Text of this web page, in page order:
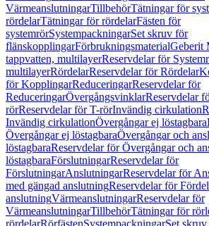
VärmeanslutningarTillbehörTätningar för
rördelarTätningar för rördelarFästen för
systemrörSystempackningarSet skruv för
flänskopplingarFörbrukningsmaterialGeberit
tappvatten, multilayerReservdelar för
multilayerRördelarReservdelar för Rördelar
för KopplingarReduceringarReservdelar för
ReduceringarÖvergångsvinklarReservdelar
rörReservdelar för T-rörInvändig cirkulation
Invändig cirkulationÖvergångar ej löstagbara
Övergångar ej löstagbaraÖvergångar och
löstagbaraReservdelar för Övergångar och
löstagbaraFörslutningarReservdelar för
FörslutningarAnslutningarReservdelar för
med gängad anslutningReservdelar för
anslutningVärmeanslutningarReservdelar för
VärmeanslutningarTillbehörTätningar för
rördelarRörfästenSystempackningarSet